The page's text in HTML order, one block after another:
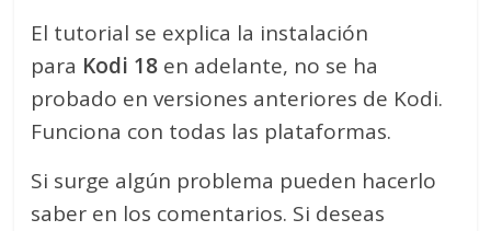
El tutorial se explica la instalación
para Kodi 18 en adelante, no se ha
probado en versiones anteriores de Kodi.
Funciona con todas las plataformas.
Si surge algún problema pueden hacerlo
saber en los comentarios. Si deseas